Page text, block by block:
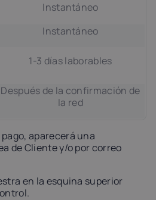
Instantáneo
Instantáneo
1-3 días laborables
Después de la confirmación de
la red
aparecerá una
de Cliente y/o por correo
en la esquina superior